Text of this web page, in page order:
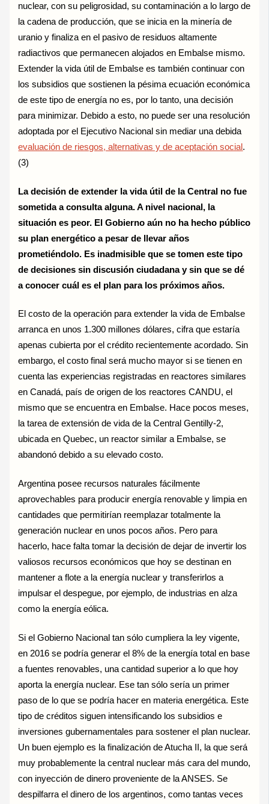
nuclear, con su peligrosidad, su contaminación a lo largo de
la cadena de producción, que se inicia en la minería de
uranio y finaliza en el pasivo de residuos altamente
radiactivos que permanecen alojados en Embalse mismo.
Extender la vida útil de Embalse es también continuar con
los subsidios que sostienen la pésima ecuación económica
de este tipo de energía no es, por lo tanto, una decisión
para minimizar. Debido a esto, no puede ser una resolución
adoptada por el Ejecutivo Nacional sin mediar una debida
evaluación de riesgos, alternativas y de aceptación socia .
(3)
La decisión de extender la vida útil de la Central no fue
sometida a consulta alguna. A nivel nacional, la
situación es peor. El Gobierno aún no ha hecho público
su plan energético a pesar de llevar años
prometiéndolo. Es inadmisible que se tomen este tipo
de decisiones sin discusión ciudadana y sin que se dé
a conocer cuál es el plan para los próximos años.
El costo de la operación para extender la vida de Embalse
arranca en unos 1.300 millones dólares, cifra que estaría
apenas cubierta por el crédito recientemente acordado. Sin
embargo, el costo final será mucho mayor si se tienen en
cuenta las experiencias registradas en reactores similares
en Canadá, país de origen de los reactores CANDU, el
mismo que se encuentra en Embalse. Hace pocos meses,
la tarea de extensión de vida de la Central Gentilly-2,
ubicada en Quebec, un reactor similar a Embalse, se
abandonó debido a su elevado costo.
Argentina posee recursos naturales fácilmente
aprovechables para producir energía renovable y limpia en
cantidades que permitirían reemplazar totalmente la
generación nuclear en unos pocos años. Pero para
hacerlo, hace falta tomar la decisión de dejar de invertir los
valiosos recursos económicos que hoy se destinan en
mantener a flote a la energía nuclear y transferirlos a
impulsar el despegue, por ejemplo, de industrias en alza
como la energía eólica.
Si el Gobierno Nacional tan sólo cumpliera la ley vigente,
en 2016 se podría generar el 8% de la energía total en base
a fuentes renovables, una cantidad superior a lo que hoy
aporta la energía nuclear. Ese tan sólo sería un primer
paso de lo que se podría hacer en materia energética. Este
tipo de créditos siguen intensificando los subsidios e
inversiones gubernamentales para sostener el plan nuclear.
Un buen ejemplo es la finalización de Atucha II, la que será
muy probablemente la central nuclear más cara del mundo,
con inyección de dinero proveniente de la ANSES. Se
despilfarra el dinero de los argentinos, como tantas veces